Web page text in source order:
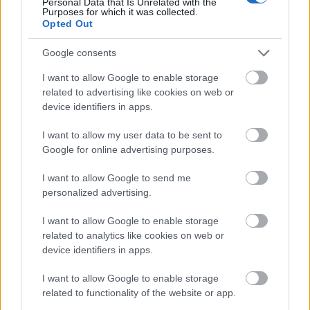
Purposes for which it was collected.
Opted Out
Google consents
I want to allow Google to enable storage
related to advertising like cookies on web or
device identifiers in apps.
I want to allow my user data to be sent to
Google for online advertising purposes.
I want to allow Google to send me
personalized advertising.
I want to allow Google to enable storage
related to analytics like cookies on web or
device identifiers in apps.
I want to allow Google to enable storage
related to functionality of the website or app.
Αναλυτικά για τις δραστηριότητες του Ομίλου στο
➢ Εμπορική Δραστηριότητα:
αύξηση των πωλήσεων σε σχέση με το 2023. Η
προ φόρων κερδοφορία αναμένεται στα ίδια
επίπεδα ή ελαφρά χαμηλότερα, λόγω πίεσης του
μικτού περιθωρίου, αυξημένων
χρηματοοικονομικών εξόδων (υψηλού Euribor) και
δευτερευόντως λόγω αυξημένων αποσβέσεων.
➢ Υπηρεσίες Πληροφορικής:Εκτιμάται
ανάπτυξη των εσόδων και της κερδοφορίας σε